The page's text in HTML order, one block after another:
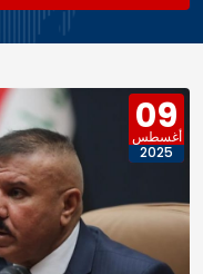
09
أغسطس
2025